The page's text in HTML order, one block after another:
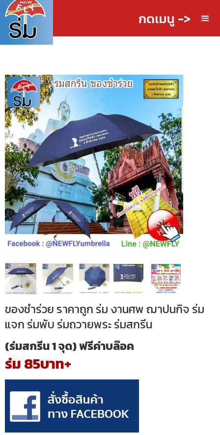
กดเมนู ->
ของชำร่วย ราคาถูก ร่ม งานศพ ฌาปนกิจ ร่ม
แจก ร่มพับ ร่มถวายพระ ร่มสกรีน
(ร่มสกรีน 1 จุด) ฟรีค่าบล๊อค
ร่ม 85บาท+